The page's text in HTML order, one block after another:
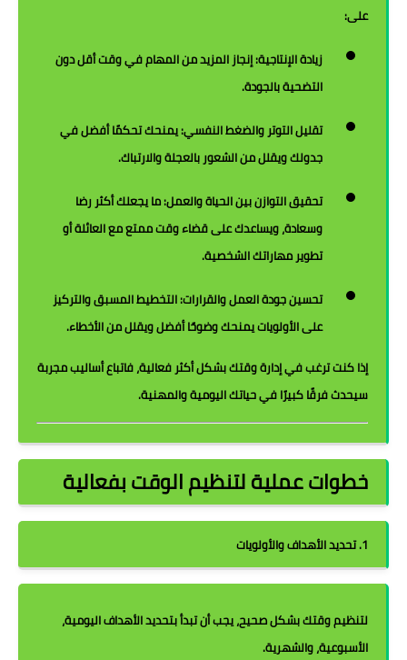
على:
زيادة الإنتاجية:إنجاز المزيد من المهام في وقت أقل دون
التضحية بالجودة.
تقليل التوتر والضغط النفسي:يمنحك تحكمًا أفضل في
جدولك ويقلل من الشعور بالعجلة والارتباك.
تحقيق التوازن بين الحياة والعمل:ما يجعلك أكثر رضا
وسعادة، ويساعدك على قضاء وقت ممتع مع العائلة أو
تطوير مهاراتك الشخصية.
تحسين جودة العمل والقرارات:التخطيط المسبق والتركيز
على الأولويات يمنحك وضوحًا أفضل ويقلل من الأخطاء.
إذا كنت ترغب في إدارة وقتك بشكل أكثر فعالية، فاتباع أساليب مجربة
سيحدث فرقًا كبيرًا في حياتك اليومية والمهنية.
خطوات عملية لتنظيم الوقت بفعالية
1. تحديد الأهداف والأولويات
لتنظيم وقتك بشكل صحيح، يجب أن تبدأ بتحديدالأهداف اليومية،
الأسبوعية، والشهرية.